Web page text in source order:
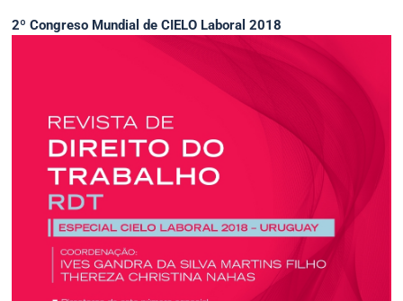
2º Congreso Mundial de CIELO Laboral 2018